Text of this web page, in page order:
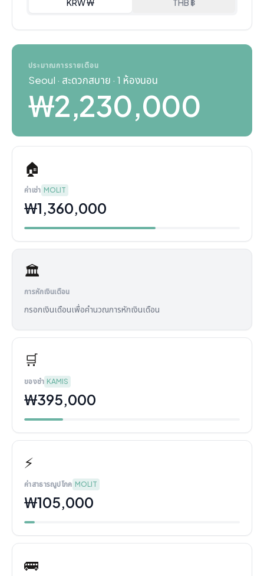
ประมาณการรายเดือน
Seoul · สะดวกสบาย · 1 ห้องนอน
₩2,230,000
🏠
ค่าเช่า MOLIT
₩1,360,000
🏛️
การหักเงินเดือน
กรอกเงินเดือนเพื่อคำนวณการหักเงินเดือน
🛒
ของชำ KAMIS
₩395,000
⚡
ค่าสาธารณูปโภค MOLIT
₩105,000
🚌